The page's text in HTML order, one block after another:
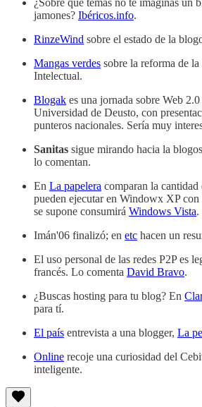
jamones? Ibéricos.info.
RinzeWind sobre el estado de la
Mangas verdes sobre la reforma de
Intelectual.
Blogak es una jornada sobre Web
Universidad de Deusto, con
punteros nacionales. Sería muy
Sanitas sigue mirando hacia la
lo comentan.
En La papelera comparan la cantidad
pueden ejecutar en Windowx XP
se supone consumirá Windows Vista.
Imán'06 finalizó; en etc hacen un
El uso personal de las redes P2P es
francés. Lo comenta David Bravo.
¿Buscas hosting para tu blog? En
para tí.
El país entrevista a una blogger, La
Online recoje una curiosidad del
inteligente.